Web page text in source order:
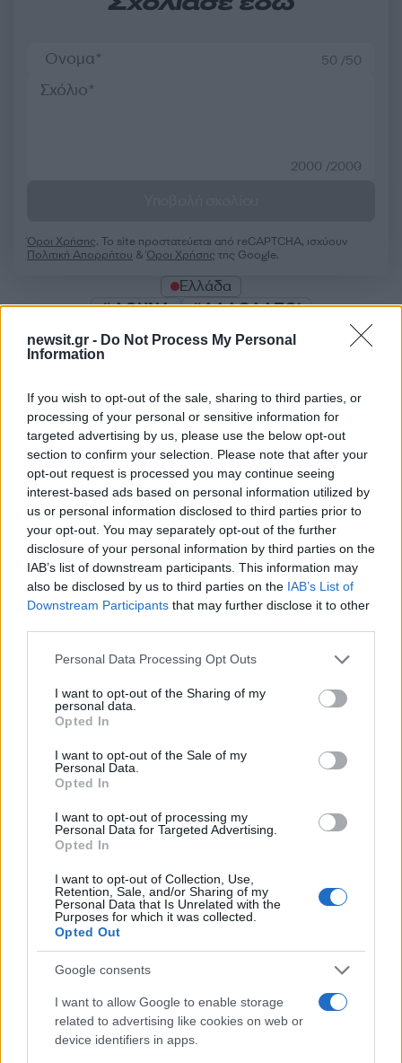
newsit.gr - Do Not Process My Personal
Information
If you wish to opt-out of the sale, sharing to third parties, or
processing of your personal or sensitive information for
targeted advertising by us, please use the below opt-out
section to confirm your selection. Please note that after your
opt-out request is processed you may continue seeing
interest-based ads based on personal information utilized by
us or personal information disclosed to third parties prior to
your opt-out. You may separately opt-out of the further
disclosure of your personal information by third parties on the
IAB’s list of downstream participants. This information may
also be disclosed by us to third parties on the IAB’s List of
Downstream Participants that may further disclose it to other
Please note that this website/app uses one or more Google
not limited to your visit or usage behaviour. You may click to
grant or deny consent to Google and its third-party tags to
use your data for below specified purposes in below Google
consent section.
Personal Data Processing Opt Outs
I want to opt-out of the Sharing of my
personal data.
Opted In
I want to opt-out of the Sale of my
Personal Data.
Opted In
I want to opt-out of processing my
Personal Data for Targeted Advertising.
Opted In
I want to opt-out of Collection, Use,
Retention, Sale, and/or Sharing of my
Personal Data that Is Unrelated with the
Purposes for which it was collected.
Opted Out
Google consents
I want to allow Google to enable storage
related to advertising like cookies on web or
device identifiers in apps.
50 /50
2000 /2000
Όροι Χρήσης. Το site προστατεύεται από reCAPTCHA, ισχύουν
Πολιτική Απορρήτου &Όροι Χρήσης της Google.
Ελλάδα
ΑΘΗΝΑ
ΑΛΛΟΔΑΠΟΙ
Share:
Ακολουθήστε το Νewsit.gr στο Google News και
ενημερωθείτε πρώτοι για όλη την ειδησεογραφία και τα
τελευταία νέατης ημέρας
Πιο δημοφιλή
1 Ο Κώστας Σαμαράς δημοσίευσε μία παιδική
φωτογραφία για την επέτειο θανάτου της
αδελφής του, Λένας
2Δολοφονία Βρετανίδας στην Κυψέλη: Οι
δύο καταθέσεις «κλειδί» της συζύγου του
26χρονου Αφγανού – Το στίγμα του
απειλητικά μηνύματα
«Αφιέρωσε τη ζωή της στο να βοηθά
δήλωση της οικογένειας της 38χρονης
Λίζα που βρέθηκε νεκρή στην Κυψέλη
γιορτή του Άκη Παυλόπουλου: «Δεκαπέντε
χρόνια μου διδάσκει υπομονή και αγάπη»
κατασκευή του αεροσκάφους που θα
επιχειρεί και τη νύχτα στα μέτωπα της
φωτιάς
Πιο σχολιασμένα
Μητσοτάκης στην υπογραφή συμφωνίας
για την ηλεκτρική διασύνδεση Ελλάδας –
Κύπρου: «Ισχυρή ψήφος εμπιστοσύνης» η